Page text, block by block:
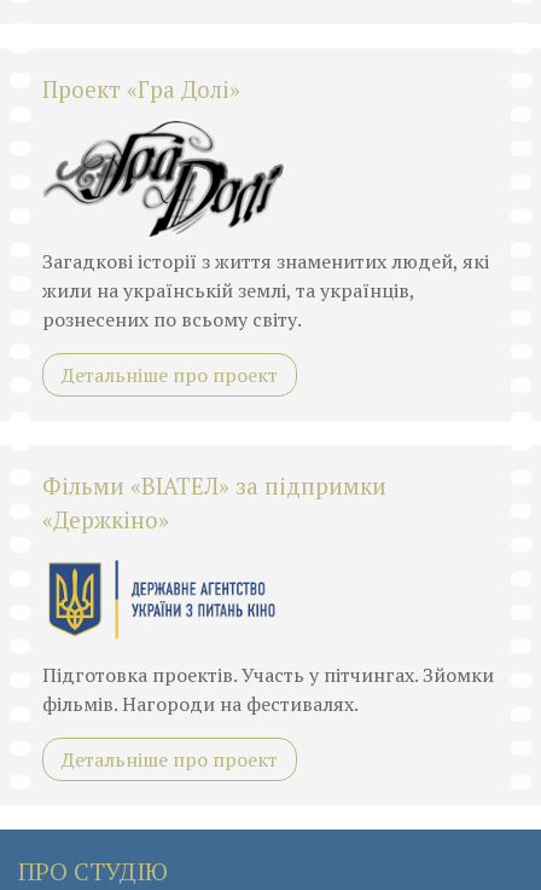
Проект «Гра Долі»
Загадкові історії з життя знаменитих людей, які
жили на українській землі, та українців,
рознесених по всьому світу.
Детальніше про проект
Фільми «ВІАТЕЛ» за підпримки
«Держкіно»
Підготовка проектів. Участь у пітчингах. Зйомки
фільмів. Нагороди на фестивалях.
Детальніше про проект
ПРО СТУДІЮ